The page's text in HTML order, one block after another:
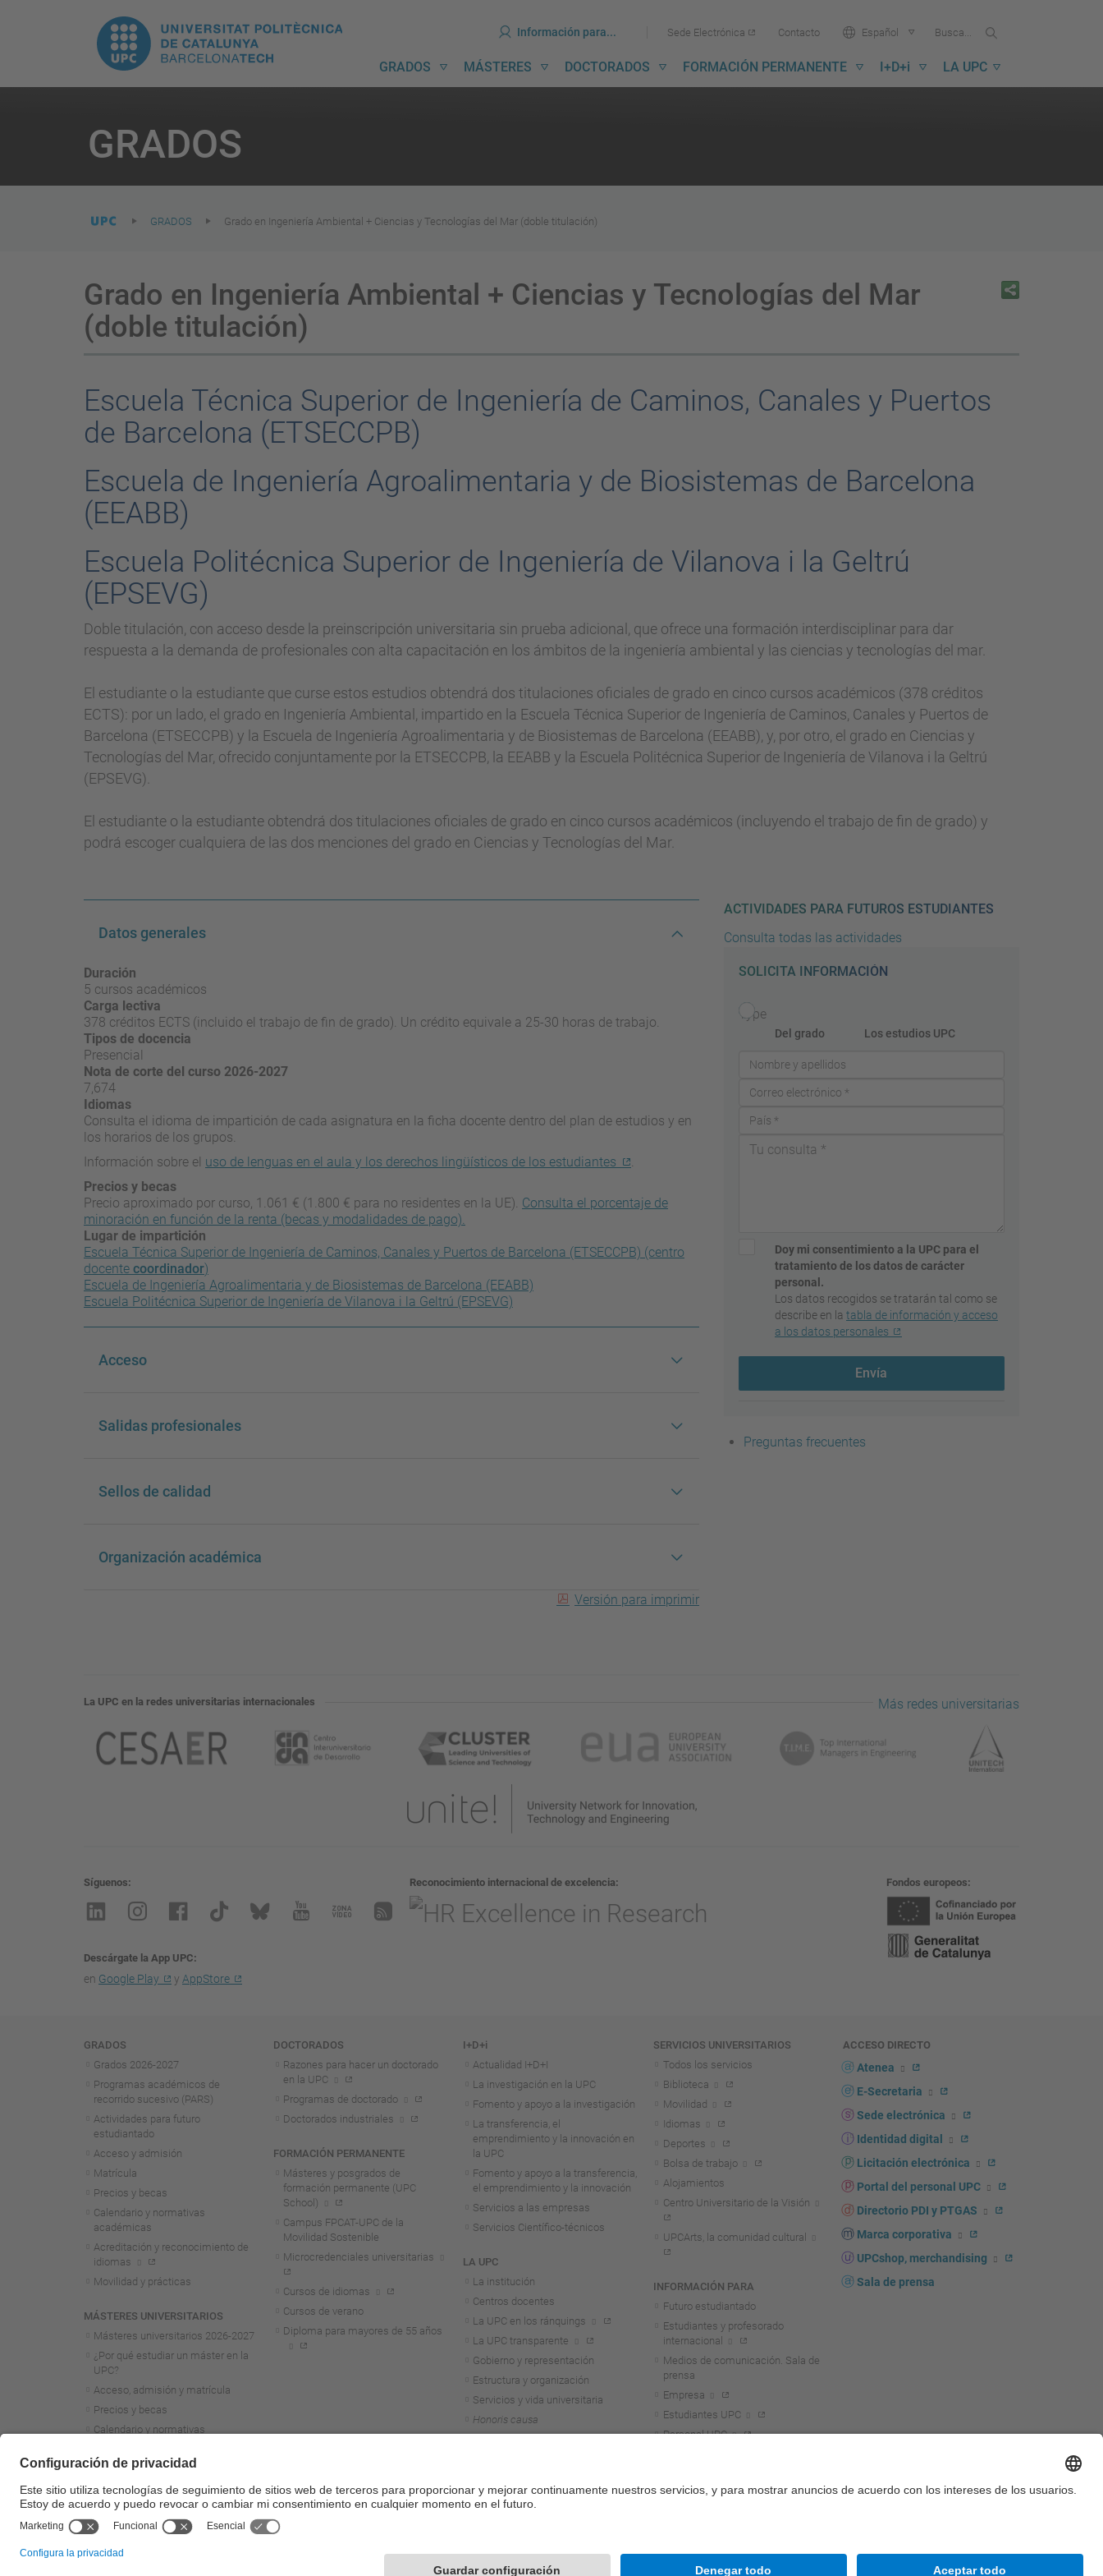
UPC.
Universitat
Politècnica
de
Catalunya
Ir
al
Ir
al
Información para... Sede Electrónica Contacto Idioma:Español
Buscar
UPC
Navegación
GRADOS MÁSTERES DOCTORADOS FORMACIÓN PERMANENTE I+D+i LA UPC
GRADOS
are
here:
GRADOS Grado en Ingeniería Ambiental + Ciencias y Tecnologías del Mar (doble titulación)
Grado en Ingeniería Ambiental + Ciencias y Tecnologías del Mar
(doble titulación)
Escuela Técnica Superior de Ingeniería de Caminos, Canales y Puertos
de Barcelona (ETSECCPB)
Escuela de Ingeniería Agroalimentaria y de Biosistemas de Barcelona
(EEABB)
Escuela Politécnica Superior de Ingeniería de Vilanova i la Geltrú
(EPSEVG)
Doble titulación, con acceso desde la preinscripción universitaria sin prueba adicional, que ofrece una formación interdisciplinar para dar
respuesta a la demanda de profesionales con alta capacitación en los ámbitos de la ingeniería ambiental y las ciencias y tecnologías del mar.
El estudiante o la estudiante que curse estos estudios obtendrá dos titulaciones oficiales de grado en cinco cursos académicos (378 créditos
ECTS): por un lado, el grado en Ingeniería Ambiental, impartido en la Escuela Técnica Superior de Ingeniería de Caminos, Canales y Puertos de
Barcelona (ETSECCPB) y la Escuela de Ingeniería Agroalimentaria y de Biosistemas de Barcelona (EEABB), y, por otro, el grado en Ciencias y
Tecnologías del Mar, ofrecido conjuntamente por la ETSECCPB, la EEABB y la Escuela Politécnica Superior de Ingeniería de Vilanova i la Geltrú
(EPSEVG).
El estudiante o la estudiante obtendrá dos titulaciones oficiales de grado en cinco cursos académicos (incluyendo el trabajo de fin de grado) y
podrá escoger cualquiera de las dos menciones del grado en Ciencias y Tecnologías del Mar.
Datos generales
Duración
5 cursos académicos
Carga lectiva
378 créditos ECTS (incluido el trabajo de fin de grado). Un crédito equivale a 25-30 horas de trabajo.
Tipos de docencia
Presencial
Nota de corte del curso 2026-2027
7,674
Idiomas
Consulta el idioma de impartición de cada asignatura en la ficha docente dentro del plan de estudios y en
los horarios de los grupos.
Información sobre el uso de lenguas en el aula y los derechos lingüísticos de los estudiantes
.
Precios y becas
Precio aproximado por curso, 1.061 € (1.800 € para no residentes en la UE). Consulta el porcentaje de
minoración en función de la renta (becas y modalidades de pago).
Lugar de impartición
Escuela Técnica Superior de Ingeniería de Caminos, Canales y Puertos de Barcelona (ETSECCPB) (centro
docente coordinador)
Escuela de Ingeniería Agroalimentaria y de Biosistemas de Barcelona (EEABB)
Escuela Politécnica Superior de Ingeniería de Vilanova i la Geltrú (EPSEVG)
Acceso
Salidas profesionales
Sellos de calidad
Organización académica
Versión para imprimir
ACTIVIDADES PARA FUTUROS ESTUDIANTES
Consulta todas las actividades
SOLICITA INFORMACIÓN
Type
Del grado Los estudios UPC
Doy mi consentimiento a la UPC para el
tratamiento de los datos de carácter
personal.
Los datos recogidos se tratarán tal como se
describe en la tabla de información y acceso
a los datos personales
Envía
Preguntas frecuentes
La UPC en la redes universitarias internacionales Más redes universitarias
Síguenos
Descárgate la App UPC
en Google Play y AppStore
Reconocimiento internacional de excelencia Fondos europeos
Navegación
GRADOS
Grados 2026-2027
Programas académicos de
recorrido sucesivo (PARS)
Actividades para futuro
estudiantado
Acceso y admisión
Matrícula
Precios y becas
Calendario y normativas
académicas
Acreditación y reconocimiento de
idiomas
Movilidad y prácticas
MÁSTERES UNIVERSITARIOS
Másteres universitarios 2026-2027
¿Por qué estudiar un máster en la
UPC?
Acceso, admisión y matrícula
Precios y becas
Calendario y normativas
Acreditación y reconocimiento de
Movilidad y prácticas
Másteres de formación
permanente
DOCTORADOS
Razones para hacer un doctorado
en la UPC
Programas de doctorado
Doctorados industriales
FORMACIÓN PERMANENTE
Másteres y posgrados de
formación permanente (UPC
School)
Campus FPCAT-UPC de la
Movilidad Sostenible
Microcredenciales universitarias
Cursos de idiomas
Cursos de verano
Diploma para mayores de 55 años
I+D+i
Actualidad I+D+I
La investigación en la UPC
Fomento y apoyo a la investigación
La transferencia, el
emprendimiento y la innovación en
la UPC
Fomento y apoyo a la transferencia,
el emprendimiento y la innovación
Servicios a las empresas
Servicios Científico-técnicos
LA UPC
La institución
Centros docentes
La UPC en los ránquings
La UPC transparente
Gobierno y representación
Estructura y organización
Servicios y vida universitaria
Honoris causa
SERVICIOS UNIVERSITARIOS
Todos los servicios
Biblioteca
Movilidad
Idiomas
Deportes
Bolsa de trabajo
Alojamientos
Centro Universitario de la Visión
UPCArts, la comunidad cultural
INFORMACIÓN PARA
Futuro estudiantado
Estudiantes y profesorado
internacional
Medios de comunicación. Sala de
prensa
Empresa
Estudiantes UPC
Personal UPC
ACCESO DIRECTO
Atenea
E-Secretaria
Sede electrónica
Identidad digital
Licitación electrónica
Portal del personal UPC
Directorio PDI y PTGAS
Marca corporativa
UPCshop, merchandising
Sala de prensa